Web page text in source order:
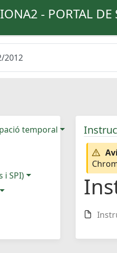
- PORTAL DE
2012
temporal
i SPI)